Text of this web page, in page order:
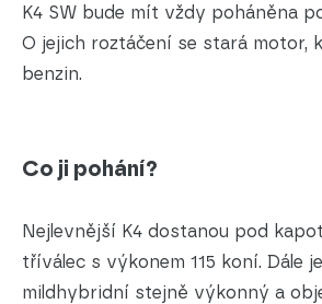
K4 SW bude mít vždy poháněna
O jejich roztáčení se stará motor,
benzin.
Co ji pohání?
Nejlevnější K4 dostanou pod
tříválec s výkonem 115 koní. Dále
mildhybridní stejně výkonný a